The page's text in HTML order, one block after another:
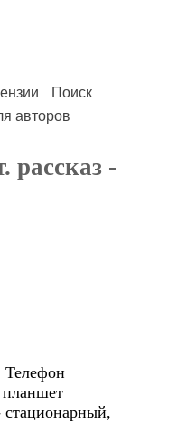
Поиск
авторов
рассказ -
стационарный,